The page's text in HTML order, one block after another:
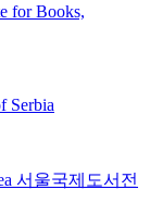
for Books,
Serbia
서울국제도서전